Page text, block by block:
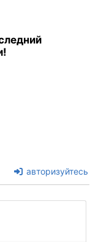
авторизуйтесь